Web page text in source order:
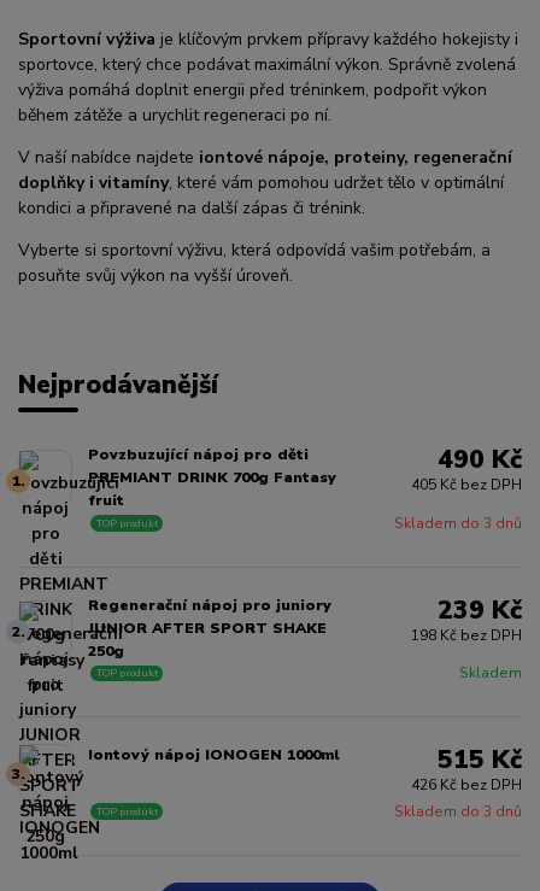
Sportovní výživa je klíčovým prvkem přípravy každého hokejisty i
sportovce, který chce podávat maximální výkon. Správně zvolená
výživa pomáhá doplnit energii před tréninkem, podpořit výkon
během zátěže a urychlit regeneraci po ní.
V naší nabídce najdete iontové nápoje, proteiny, regenerační
doplňky i vitamíny, které vám pomohou udržet tělo v optimální
kondici a připravené na další zápas či trénink.
Vyberte si sportovní výživu, která odpovídá vašim potřebám, a
posuňte svůj výkon na vyšší úroveň.
Nejprodávanější
1.
Povzbuzující nápoj pro děti
PREMIANT DRINK 700g Fantasy
fruit
Skladem do 3 dnů
TOP produkt
490 Kč
405 Kč bez DPH
2.
Regenerační nápoj pro juniory
JUNIOR AFTER SPORT SHAKE
250g
Skladem
TOP produkt
239 Kč
198 Kč bez DPH
3.
Iontový nápoj IONOGEN 1000ml
Skladem do 3 dnů
TOP produkt
515 Kč
426 Kč bez DPH